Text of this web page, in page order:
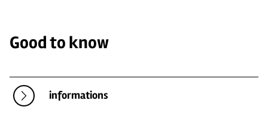
Good to know
informations